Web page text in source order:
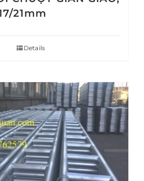
21mm
Details